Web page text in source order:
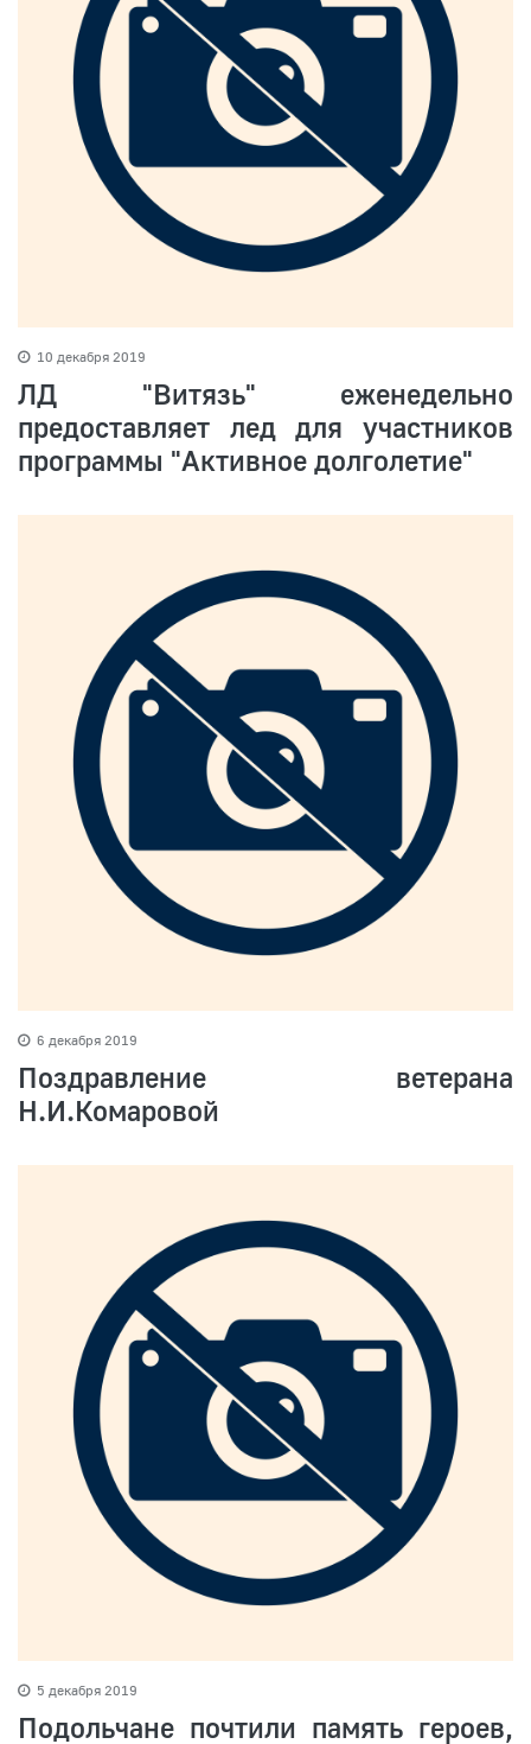
10 декабря 2019
ЛД "Витязь" еженедельно
предоставляет лед для участников
программы "Активное долголетие"
6 декабря 2019
Поздравление ветерана
Н.И.Комаровой
5 декабря 2019
Подольчане почтили память героев,